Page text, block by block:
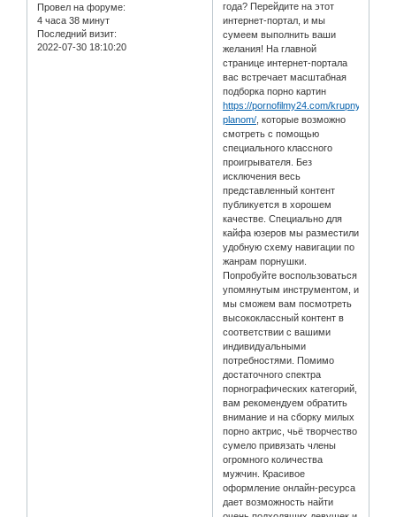
Провел на форуме:
4 часа 38 минут
Последний визит:
2022-07-30 18:10:20
года? Перейдите на этот
интернет-портал, и мы
сумеем выполнить ваши
желания! На главной
странице интернет-портала
вас встречает масштабная
подборка порно картин
https://pornofilmy24.com/krupnym-
planom/ , которые возможно
смотреть с помощью
специального классного
проигрывателя. Без
исключения весь
представленный контент
публикуется в хорошем
качестве. Специально для
кайфа юзеров мы разместили
удобную схему навигации по
жанрам порнушки.
Попробуйте воспользоваться
упомянутым инструментом, и
мы сможем вам посмотреть
высококлассный контент в
соответствии с вашими
индивидуальными
потребностями. Помимо
достаточного спектра
порнографических категорий,
вам рекомендуем обратить
внимание и на сборку милых
порно актрис, чьё творчество
сумело привязать члены
огромного количества
мужчин. Красивое
оформление онлайн-ресурса
дает возможность найти